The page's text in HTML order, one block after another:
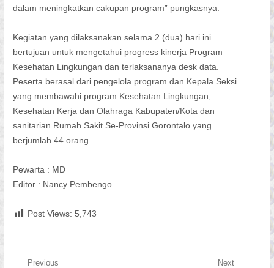
dalam meningkatkan cakupan program” pungkasnya.
Kegiatan yang dilaksanakan selama 2 (dua) hari ini
bertujuan untuk mengetahui progress kinerja Program
Kesehatan Lingkungan dan terlaksananya desk data.
Peserta berasal dari pengelola program dan Kepala Seksi
yang membawahi program Kesehatan Lingkungan,
Kesehatan Kerja dan Olahraga Kabupaten/Kota dan
sanitarian Rumah Sakit Se-Provinsi Gorontalo yang
berjumlah 44 orang.
Pewarta : MD
Editor : Nancy Pembengo
Post Views: 5,743
Previous Next